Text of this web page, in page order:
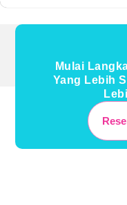
Mulai
Yang Lebih